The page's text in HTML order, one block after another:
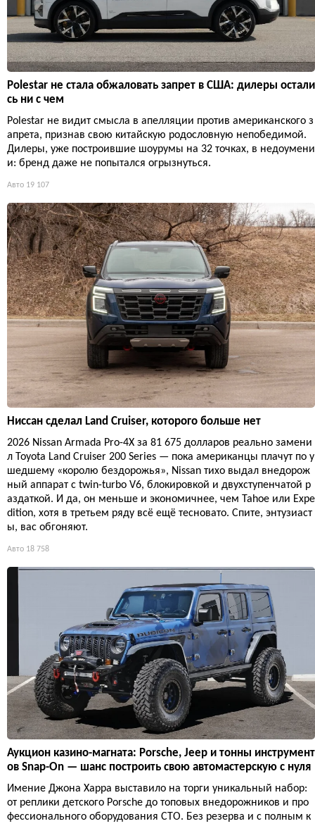
Polestar не стала обжаловать запрет в США: дилеры остали
сь ни с чем
Polestar не видит смысла в апелляции против американского з
апрета, признав свою китайскую родословную непобедимой.
Дилеры, уже построившие шоурумы на 32 точках, в недоумени
и: бренд даже не попытался огрызнуться.
Авто 19 107
Ниссан сделал Land Cruiser, которого больше нет
2026 Nissan Armada Pro-4X за 81 675 долларов реально замени
л Toyota Land Cruiser 200 Series — пока американцы плачут по у
шедшему «королю бездорожья», Nissan тихо выдал внедорож
ный аппарат с twin-turbo V6, блокировкой и двухступенчатой р
аздаткой. И да, он меньше и экономичнее, чем Tahoe или Expe
dition, хотя в третьем ряду всё ещё тесновато. Спите, энтузиаст
ы, вас обгоняют.
Авто 18 758
Аукцион казино-магната: Porsche, Jeep и тонны инструмент
ов Snap-On — шанс построить свою автомастерскую с нуля
Имение Джона Харра выставило на торги уникальный набор:
от реплики детского Porsche до топовых внедорожников и про
фессионального оборудования СТО. Без резерва и с полным к